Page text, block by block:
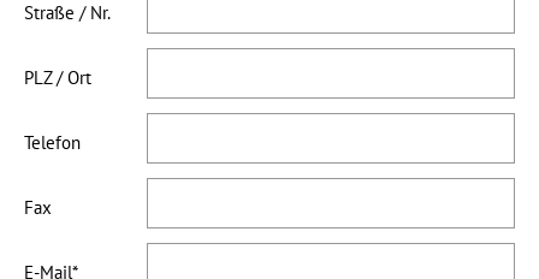
Straße / Nr.
PLZ / Ort
Telefon
Fax
E-Mail